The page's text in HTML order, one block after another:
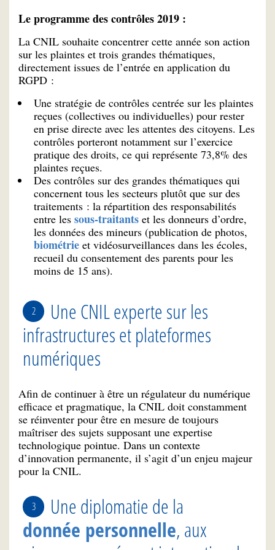
Le programme des contrôles 2019 :
La CNIL souhaite concentrer cette année son action
sur les plaintes et trois grandes thématiques,
directement issues de l’entrée en application du
RGPD :
Une stratégie de contrôles centrée sur les plaintes
reçues (collectives ou individuelles) pour rester
en prise directe avec les attentes des citoyens. Les
contrôles porteront notamment sur l’exercice
pratique des droits, ce qui représente 73,8% des
plaintes reçues.
Des contrôles sur des grandes thématiques qui
concernent tous les secteurs plutôt que sur des
traitements : la répartition des responsabilités
entre les sous-traitants et les donneurs d’ordre,
les données des mineurs (publication de photos,
biométrie et vidéosurveillances dans les écoles,
recueil du consentement des parents pour les
moins de 15 ans).
Une CNIL experte sur les
infrastructures et plateformes
numériques
Afin de continuer à être un régulateur du numérique
efficace et pragmatique, la CNIL doit constamment
se réinventer pour être en mesure de toujours
maîtriser des sujets supposant une expertise
technologique pointue. Dans un contexte
d’innovation permanente, il s’agit d’un enjeu majeur
pour la CNIL.
Une diplomatie de la
donnée personnelle, aux